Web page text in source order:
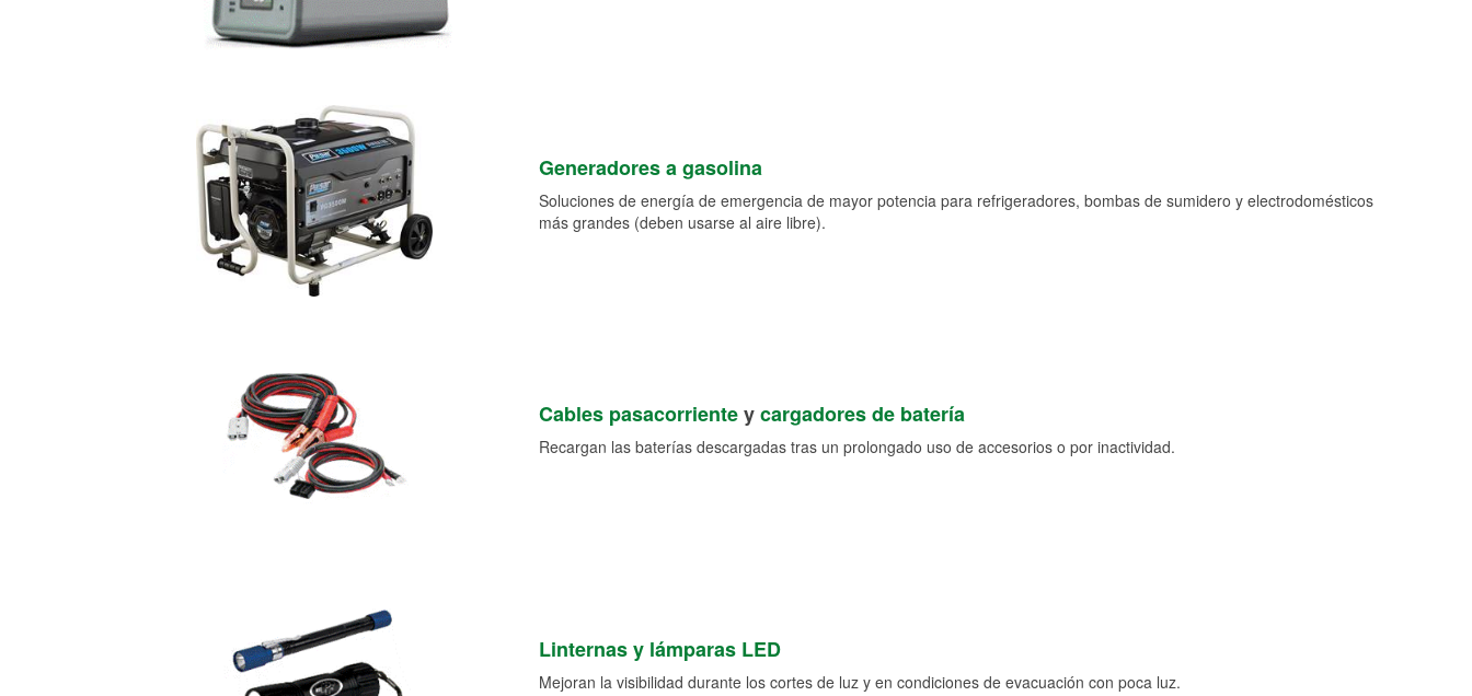
Generadores a gasolina
Soluciones de energía de emergencia de mayor potencia para refrigeradores, bombas de sumidero y electrodomésticos
más grandes (deben usarse al aire libre).
Cables pasacorrienteycargadores de batería
Recargan las baterías descargadas tras un prolongado uso de accesorios o por inactividad.
Linternas y lámparas LED
Mejoran la visibilidad durante los cortes de luz y en condiciones de evacuación con poca luz.